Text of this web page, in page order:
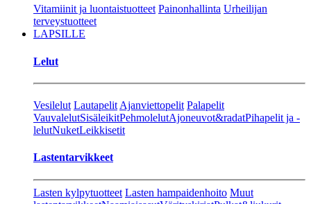
Vitamiinit ja luontaistuotteet Painonhallinta Urheilijan
terveystuotteet
LAPSILLE
Lelut
Vesilelut Lautapelit Ajanviettopelit Palapelit
VauvalelutSisäleikitPehmolelutAjoneuvot&radatPihapelit ja -
lelutNuketLeikkisetit
Lastentarvikkeet
Lasten kylpytuotteet Lasten hampaidenhoito Muut